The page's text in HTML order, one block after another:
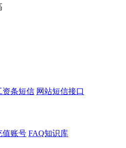
资条短信 网站短信接口
值账号 FAQ知识库